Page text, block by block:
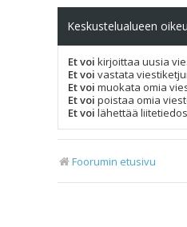
Keskustelualueen
Et voi kirjoittaa uusia
Et voi vastata
Et voi muokata omia
Et voi poistaa omia
Et voi lähettää
Foorumin etusivu